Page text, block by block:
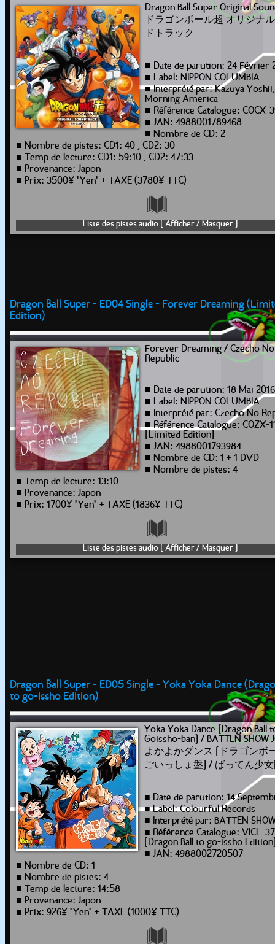
Dragon Ball Super Original
ドラゴンボール超 オリジナ
ドトラック
■ Date de parution: 24 Février
■ Label: NIPPON COLUMBIA
■ Interprété par: Kazuya
Morning America
■ Référence Catalogue: COCX-
■ JAN: 4988001789468
■ Nombre de CD: 2
■ Nombre de pistes: CD1: 40 , CD2: 30
■ Temp de lecture: CD1: 59:10 , CD2: 47:33
■ Provenance: Japon
■ Prix: 3500¥ "Yen" + TAXE (3780¥ TTC)
Liste des pistes audio [ Afficher / Masquer ]
Dragon Ball Super - ED04 Single - Forever Dreaming
Edition)
Forever Dreaming / Czecho No
Republic
■ Date de parution: 18 Mai 2016
■ Label: NIPPON COLUMBIA
■ Interprété par: Czecho No
■ Référence Catalogue: COZX-
[Limited Edition]
■ JAN: 4988001793984
■ Nombre de CD: 1 + 1 DVD
■ Nombre de pistes: 4
■ Temp de lecture: 13:10
■ Provenance: Japon
■ Prix: 1700¥ "Yen" + TAXE (1836¥ TTC)
Liste des pistes audio [ Afficher / Masquer ]
Dragon Ball Super - ED05 Single - Yoka Yoka Dance
to go-issho Edition)
Yoka Yoka Dance [Dragon Ball
Goissho-ban] / BATTEN SHOW
よかよかダンス [ドラゴンボ
ごいっしょ盤] / ばってん少
■ Date de parution: 14
■ Label: Colourful Records
■ Interprété par: BATTEN
■ Référence Catalogue: VICL-
[Dragon Ball to go-issho
■ JAN: 4988002720507
■ Nombre de CD: 1
■ Nombre de pistes: 4
■ Temp de lecture: 14:58
■ Provenance: Japon
■ Prix: 926¥ "Yen" + TAXE (1000¥ TTC)